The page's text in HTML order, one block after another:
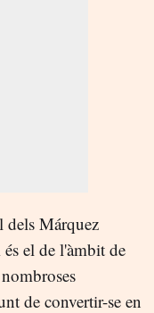
dels Márquez
el de l'àmbit de
de convertir-se en